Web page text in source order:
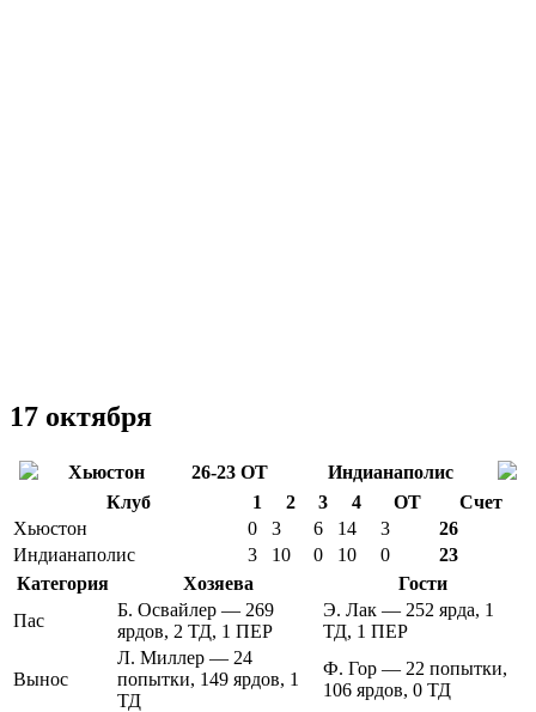
17 октября
Хьюстон 26-23 ОТ
Индианаполис
Клуб
1 2 3 4 ОТ
Счет
Хьюстон
0 3 6 14 3
26
Индианаполис
3 10 0 10 0
23
Категория
Хозяева
Гости
Пас
Б. Освайлер — 269
ярдов, 2 ТД, 1 ПЕР
Э. Лак — 252 ярда, 1
ТД, 1 ПЕР
Вынос
Л. Миллер — 24
попытки, 149 ярдов, 1
ТД
Ф. Гор — 22 попытки,
106 ярдов, 0 ТД